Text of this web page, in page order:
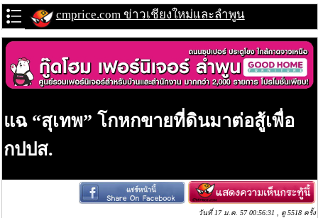
cmprice.com ข่าวเชียงใหม่และลำพูน
แฉ “สุเทพ” โกหกขายที่ดินมาต่อสู้เพื่อ
กปปส.
วันที่ 17 ม.ค. 57 00:56:31 , ดู 5518 ครั้ง